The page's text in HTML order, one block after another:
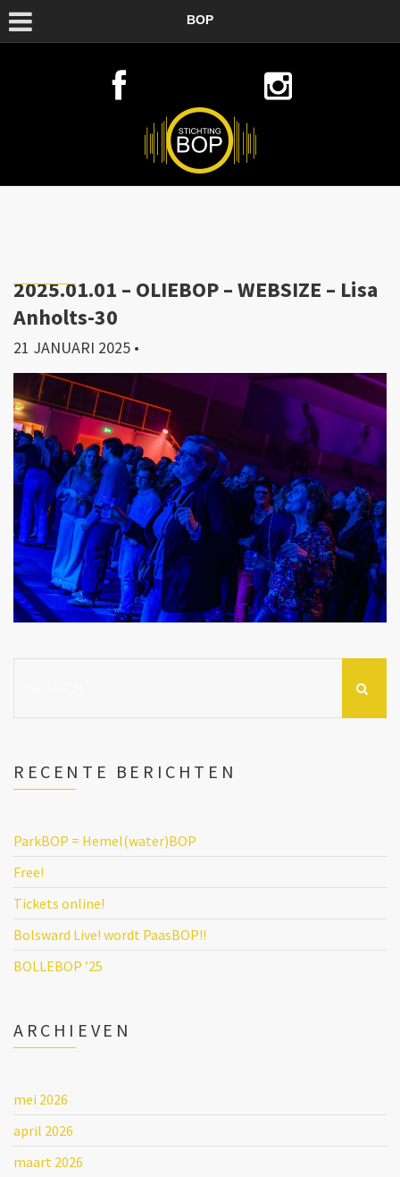
BOP
2025.01.01 – OLIEBOP – WEBSIZE – Lisa
Anholts-30
21 JANUARI 2025 •
RECENTE BERICHTEN
ParkBOP = Hemel(water)BOP
Free!
Tickets online!
Bolsward Live! wordt PaasBOP!!
BOLLEBOP ’25
ARCHIEVEN
mei 2026
april 2026
maart 2026